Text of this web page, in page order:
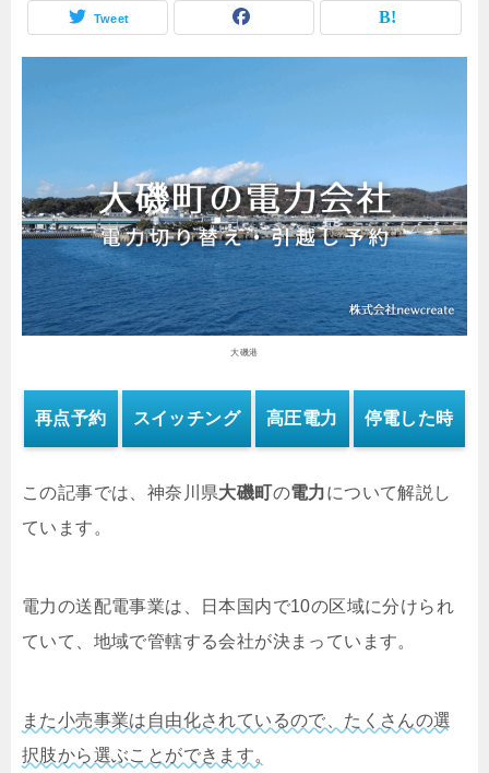
Tweet
大磯港
再点予約 スイッチング 高圧電力 停電した時
この記事では、神奈川県大磯町 の電力について解説し
ています。
電力の送配電事業は、日本国内で10の区域に分けられ
ていて、地域で管轄する会社が決まっています。
また小売事業は自由化されているので、たくさんの選
択肢から選ぶことができます。